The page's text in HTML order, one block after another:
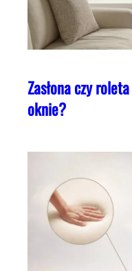
Zasłona czy
oknie?